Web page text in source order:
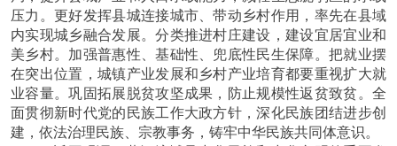
压力。更好发挥县城连接城市、带动乡村作用，率先在县域
内实现城乡融合发展。分类推进村庄建设，建设宜居宜业和
美乡村。加强普惠性、基础性、兜底性民生保障。把就业摆
在突出位置，城镇产业发展和乡村产业培育都要重视扩大就
业容量。巩固拓展脱贫攻坚成果，防止规模性返贫致贫。全
面贯彻新时代党的民族工作大政方针，深化民族团结进步创
建，依法治理民族、宗教事务，铸牢中华民族共同体意识。